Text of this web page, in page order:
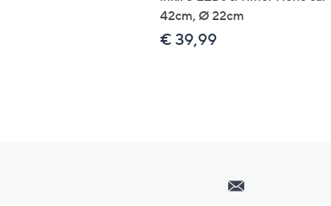
42cm, Ø 22cm
€ 39,99